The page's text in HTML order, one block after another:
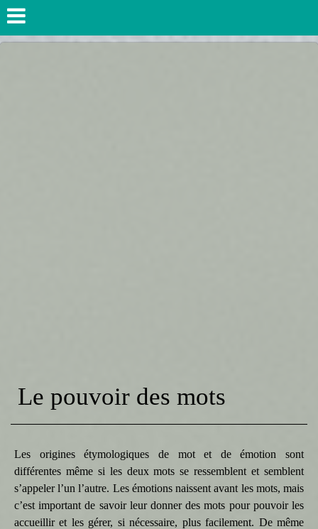
Le pouvoir des mots
Les origines étymologiques de mot et de émotion sont
différentes même si les deux mots se ressemblent et semblent
s’appeler l’un l’autre. Les émotions naissent avant les mots, mais
c’est important de savoir leur donner des mots pour pouvoir les
accueillir et les gérer, si nécessaire, plus facilement. De même